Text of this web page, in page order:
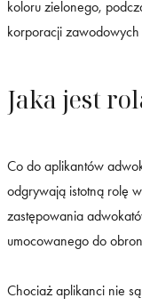
koloru zielonego,
korporacji
Jaka jest
Co do aplikantów
odgrywają istotną rolę
zastępowania
umocowanego do
Chociaż aplikanci nie